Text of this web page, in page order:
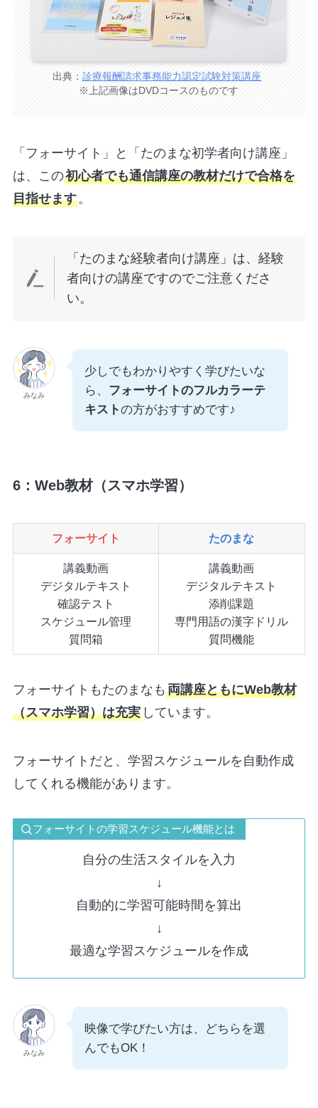
出典：診療報酬請求事務能力認定試験対策講座
※上記画像はDVDコースのものです
「フォーサイト」と「たのまな初学者向け講座」
は、この初心者でも通信講座の教材だけで合格を
目指せます。
「たのまな経験者向け講座」は、経験
者向けの講座ですのでご注意くださ
い。
みなみ
少しでもわかりやすく学びたいな
ら、 フォーサイトのフルカラーテ
キストの方がおすすめです♪
6：Web教材（スマホ学習）
フォーサイト たのまな
講義動画
デジタルテキスト
確認テスト
スケジュール管理
質問箱
講義動画
デジタルテキスト
添削課題
専門用語の漢字ドリル
質問機能
フォーサイトもたのまなも 両講座ともにWeb教材
（スマホ学習）は充実しています。
フォーサイトだと、学習スケジュールを自動作成
してくれる機能があります。
フォーサイトの学習スケジュール機能とは
自分の生活スタイルを入力
↓
自動的に学習可能時間を算出
↓
最適な学習スケジュールを作成
みなみ
映像で学びたい方は、どちらを選
んでもOK！